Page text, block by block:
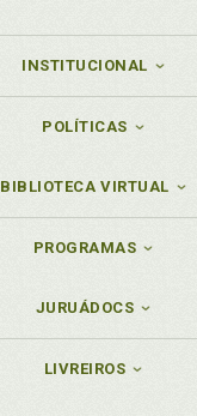
INSTITUCIONAL
POLÍTICAS
BIBLIOTECA VIRTUAL
PROGRAMAS
JURUÁDOCS
LIVREIROS